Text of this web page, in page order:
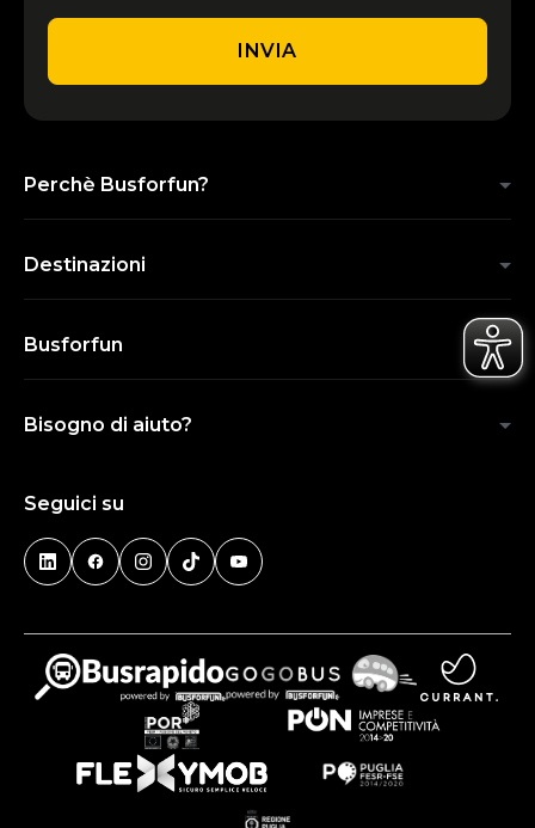
INVIA
Perchè Busforfun?
Destinazioni
Busforfun
Bisogno di aiuto?
Seguici su